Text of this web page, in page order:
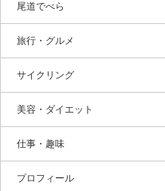
尾道でべら
旅行・グルメ
サイクリング
美容・ダイエット
仕事・趣味
プロフィール